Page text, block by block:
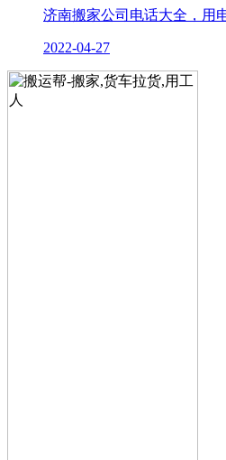
济南搬家公司电话大全，用
2022-04-27